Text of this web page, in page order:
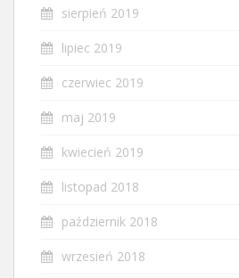
sierpień 2019
lipiec 2019
czerwiec 2019
maj 2019
kwiecień 2019
listopad 2018
październik 2018
wrzesień 2018